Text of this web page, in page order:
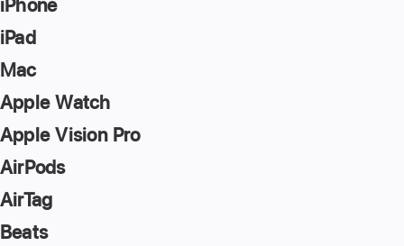
iPhone
iPad
Mac
Apple Watch
Apple Vision Pro
AirPods
AirTag
Beats